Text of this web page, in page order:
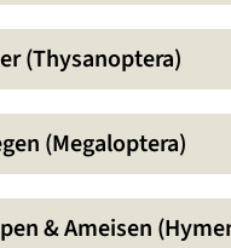
(Thysanoptera)
(Megaloptera)
& Ameisen